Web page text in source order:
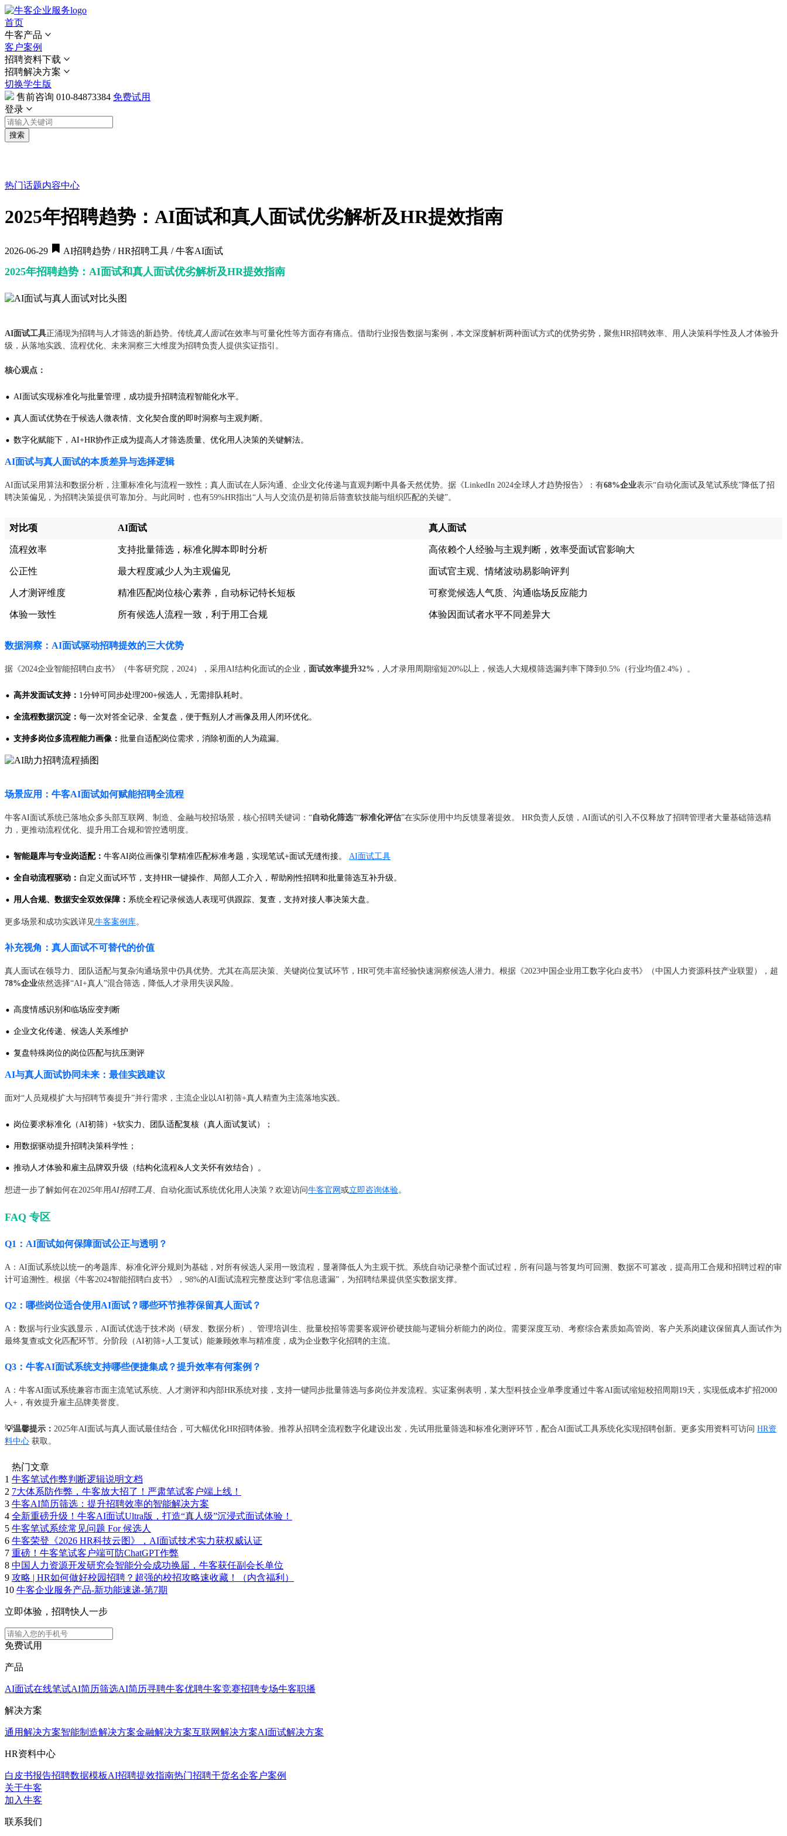
首页
牛客产品
客户案例
招聘资料下载
招聘解决方案
切换学生版
售前咨询 010-84873384 免费试用
登录
搜索
热门话题内容中心
2025年招聘趋势：AI面试和真人面试优劣解析及HR提效指南
2026-06-29 AI招聘趋势 / HR招聘工具 / 牛客AI面试
2025年招聘趋势：AI面试和真人面试优劣解析及HR提效指南
AI面试工具正涌现为招聘与人才筛选的新趋势。传统真人面试在效率与可量化性等方面存有痛点。借助行业报告数据与案例，本文深度解析两种面试方式的优势劣势，聚焦HR招聘效率、用人决策科学性及人才体验升
级，从落地实践、流程优化、未来洞察三大维度为招聘负责人提供实证指引。
核心观点：
· AI面试实现标准化与批量管理，成功提升招聘流程智能化水平。
· 真人面试优势在于候选人微表情、文化契合度的即时洞察与主观判断。
· 数字化赋能下，AI+HR协作正成为提高人才筛选质量、优化用人决策的关键解法。
AI面试与真人面试的本质差异与选择逻辑
AI面试采用算法和数据分析，注重标准化与流程一致性；真人面试在人际沟通、企业文化传递与直观判断中具备天然优势。据《LinkedIn 2024全球人才趋势报告》：有68%企业表示“自动化面试及笔试系统”降低了招
聘决策偏见，为招聘决策提供可靠加分。与此同时，也有59%HR指出“人与人交流仍是初筛后筛查软技能与组织匹配的关键”。
对比项 AI面试 真人面试
流程效率 支持批量筛选，标准化脚本即时分析 高依赖个人经验与主观判断，效率受面试官影响大
公正性 最大程度减少人为主观偏见 面试官主观、情绪波动易影响评判
人才测评维度 精准匹配岗位核心素养，自动标记特长短板 可察觉候选人气质、沟通临场反应能力
体验一致性 所有候选人流程一致，利于用工合规 体验因面试者水平不同差异大
数据洞察：AI面试驱动招聘提效的三大优势
据《2024企业智能招聘白皮书》（牛客研究院，2024），采用AI结构化面试的企业， 面试效率提升32% ，人才录用周期缩短20%以上，候选人大规模筛选漏判率下降到0.5%（行业均值2.4%）。
· 高并发面试支持： 1分钟可同步处理200+候选人，无需排队耗时。
· 全流程数据沉淀： 每一次对答全记录、全复盘，便于甄别人才画像及用人闭环优化。
· 支持多岗位多流程能力画像： 批量自适配岗位需求，消除初面的人为疏漏。
场景应用：牛客AI面试如何赋能招聘全流程
牛客AI面试系统已落地众多头部互联网、制造、金融与校招场景，核心招聘关键词：“自动化筛选”“标准化评估”在实际使用中均反馈显著提效。 HR负责人反馈，AI面试的引入不仅释放了招聘管理者大量基础筛选精
力，更推动流程优化、提升用工合规和管控透明度。
· 智能题库与专业岗适配： 牛客AI岗位画像引擎精准匹配标准考题，实现笔试+面试无缝衔接。 AI面试工具
· 全自动流程驱动： 自定义面试环节，支持HR一键操作、局部人工介入，帮助刚性招聘和批量筛选互补升级。
· 用人合规、数据安全双效保障： 系统全程记录候选人表现可供跟踪、复查，支持对接人事决策大盘。
更多场景和成功实践详见牛客案例库。
补充视角：真人面试不可替代的价值
真人面试在领导力、团队适配与复杂沟通场景中仍具优势。尤其在高层决策、关键岗位复试环节，HR可凭丰富经验快速洞察候选人潜力。根据《2023中国企业用工数字化白皮书》（中国人力资源科技产业联盟），超
78%企业依然选择“AI+真人”混合筛选，降低人才录用失误风险。
· 高度情感识别和临场应变判断
· 企业文化传递、候选人关系维护
· 复盘特殊岗位的岗位匹配与抗压测评
AI与真人面试协同未来：最佳实践建议
面对“人员规模扩大与招聘节奏提升”并行需求，主流企业以AI初筛+真人精查为主流落地实践。
· 岗位要求标准化（AI初筛）+软实力、团队适配复核（真人面试复试）；
· 用数据驱动提升招聘决策科学性；
· 推动人才体验和雇主品牌双升级（结构化流程&人文关怀有效结合）。
想进一步了解如何在2025年用AI招聘工具、自动化面试系统优化用人决策？欢迎访问牛客官网 或立即咨询体验。
FAQ 专区
Q1：AI面试如何保障面试公正与透明？
A：AI面试系统以统一的考题库、标准化评分规则为基础，对所有候选人采用一致流程，显著降低人为主观干扰。系统自动记录整个面试过程，所有问题与答复均可回溯、数据不可篡改，提高用工合规和招聘过程的审
计可追溯性。根据《牛客2024智能招聘白皮书》，98%的AI面试流程完整度达到“零信息遗漏”，为招聘结果提供坚实数据支撑。
Q2：哪些岗位适合使用AI面试？哪些环节推荐保留真人面试？
A：数据与行业实践显示，AI面试优选于技术岗（研发、数据分析）、管理培训生、批量校招等需要客观评价硬技能与逻辑分析能力的岗位。需要深度互动、考察综合素质如高管岗、客户关系岗建议保留真人面试作为
最终复查或文化匹配环节。分阶段（AI初筛+人工复试）能兼顾效率与精准度，成为企业数字化招聘的主流。
Q3：牛客AI面试系统支持哪些便捷集成？提升效率有何案例？
A：牛客AI面试系统兼容市面主流笔试系统、人才测评和内部HR系统对接，支持一键同步批量筛选与多岗位并发流程。实证案例表明，某大型科技企业单季度通过牛客AI面试缩短校招周期19天，实现低成本扩招2000
人+，有效提升雇主品牌美誉度。
💡温馨提示： 2025年AI面试与真人面试最佳结合，可大幅优化HR招聘体验。推荐从招聘全流程数字化建设出发，先试用批量筛选和标准化测评环节，配合AI面试工具系统化实现招聘创新。更多实用资料可访问 HR资
料中心 获取。
热门文章
1 牛客笔试作弊判断逻辑说明文档
2 7大体系防作弊，牛客放大招了！严肃笔试客户端上线！
3 牛客AI简历筛选：提升招聘效率的智能解决方案
4 全新重磅升级！牛客AI面试Ultra版，打造“真人级”沉浸式面试体验！
5 牛客笔试系统常见问题 For 候选人
6 牛客荣登《2026 HR科技云图》，AI面试技术实力获权威认证
7 重磅！牛客笔试客户端可防ChatGPT作弊
8 中国人力资源开发研究会智能分会成功换届，牛客获任副会长单位
9 攻略 | HR如何做好校园招聘？超强的校招攻略速收藏！（内含福利）
10 牛客企业服务产品-新功能速递-第7期
立即体验，招聘快人一步
免费试用
产品
AI面试在线笔试AI简历筛选AI简历寻聘牛客优聘牛客竞赛招聘专场牛客职播
解决方案
通用解决方案智能制造解决方案金融解决方案互联网解决方案AI面试解决方案
HR资料中心
白皮书报告招聘数据模板AI招聘提效指南热门招聘干货名企客户案例
关于牛客
加入牛客
联系我们